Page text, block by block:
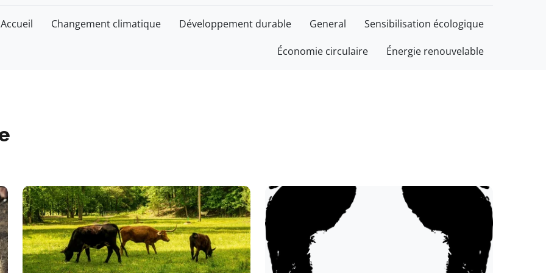
Accueil Changement climatique Développement durable General Sensibilisation écologique
Économie circulaire Énergie renouvelable